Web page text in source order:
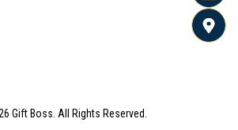
Gift Boss. All Rights Reserved.